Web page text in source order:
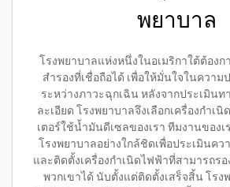
พยาบาล
โรงพยาบาลแห่งหนึ่งในอเมริกาใต้ต้อง
สำรองที่เชื่อถือได้ เพื่อให้มั่นใจในความ
ระหว่างภาวะฉุกเฉิน หลังจากประเมินท
ละเอียด โรงพยาบาลจึงเลือกเครื่องกำเ
เตอร์ใช้น้ำมันดีเซลของเรา ทีมงานของ
โรงพยาบาลอย่างใกล้ชิดเพื่อประเมินคว
และติดตั้งเครื่องกำเนิดไฟฟ้าที่สามารถร
พวกเขาได้ นับตั้งแต่ติดตั้งเสร็จสิ้น โรง